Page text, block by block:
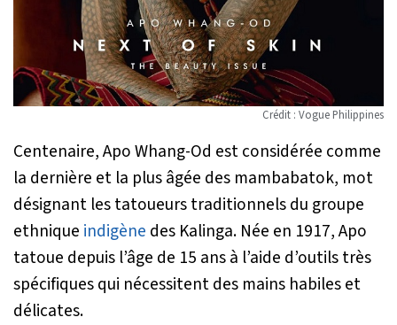
Crédit : Vogue Philippines
Centenaire, Apo Whang-Od est considérée comme
la dernière et la plus âgée des mambabatok, mot
désignant les tatoueurs traditionnels du groupe
ethnique indigène des Kalinga. Née en 1917, Apo
tatoue depuis l’âge de 15 ans à l’aide d’outils très
spécifiques qui nécessitent des mains habiles et
délicates.